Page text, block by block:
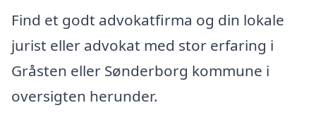
Find et godt advokatfirma og din lokale
jurist eller advokat med stor erfaring i
Gråsten eller Sønderborg kommune i
oversigten herunder.